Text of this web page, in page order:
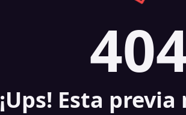
¡Ups! Esta